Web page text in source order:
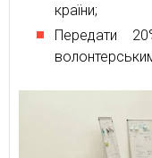
країни;
Передати